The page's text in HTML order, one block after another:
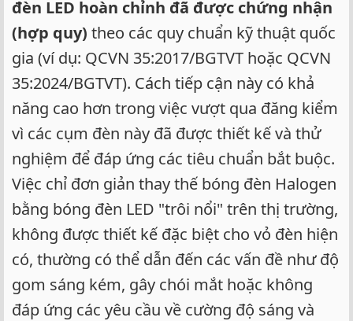
đèn LED hoàn chỉnh đã được chứng nhận
(hợp quy) theo các quy chuẩn kỹ thuật quốc
gia (ví dụ: QCVN 35:2017/BGTVT hoặc QCVN
35:2024/BGTVT). Cách tiếp cận này có khả
năng cao hơn trong việc vượt qua đăng kiểm
vì các cụm đèn này đã được thiết kế và thử
nghiệm để đáp ứng các tiêu chuẩn bắt buộc.
Việc chỉ đơn giản thay thế bóng đèn Halogen
bằng bóng đèn LED "trôi nổi" trên thị trường,
không được thiết kế đặc biệt cho vỏ đèn hiện
có, thường có thể dẫn đến các vấn đề như độ
gom sáng kém, gây chói mắt hoặc không
đáp ứng các yêu cầu về cường độ sáng và